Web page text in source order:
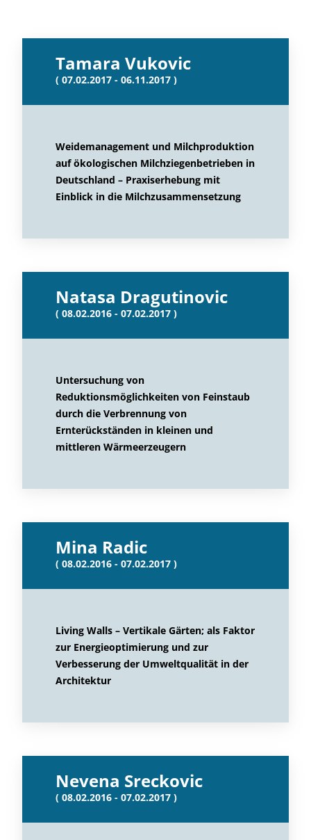
Tamara Vukovic
( 07.02.2017 - 06.11.2017 )
Weidemanagement und Milchproduktion
auf ökologischen Milchziegenbetrieben in
Deutschland – Praxiserhebung mit
Einblick in die Milchzusammensetzung
Natasa Dragutinovic
( 08.02.2016 - 07.02.2017 )
Untersuchung von
Reduktionsmöglichkeiten von Feinstaub
durch die Verbrennung von
Ernterückständen in kleinen und
mittleren Wärmeerzeugern
Mina Radic
( 08.02.2016 - 07.02.2017 )
Living Walls – Vertikale Gärten; als Faktor
zur Energieoptimierung und zur
Verbesserung der Umweltqualität in der
Architektur
Nevena Sreckovic
( 08.02.2016 - 07.02.2017 )